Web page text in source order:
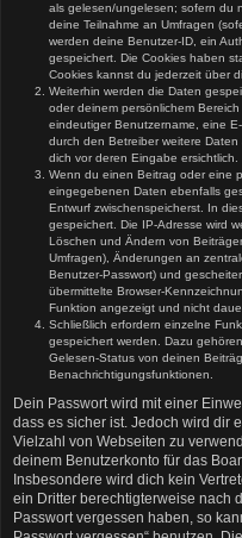
als gelesen/ungelesen; sofern du
deine Teilnahme an Umfragen
werden deine Benutzer-ID, ein
gespeichert. Die Cookies haben
Cookies kannst du jederzeit über
Weiterhin werden die Daten
oder deinem persönlichem
eindeutiger Benutzername, eine
durch den Betreiber weitere
dich vor deren Eingabe ersichtlich.
Wenn du einen Beitrag oder eine
eingegebenen Daten ebenfalls
Entwurf zwischenspeicherst. In
gespeichert. Die IP-Adresse wird
Löschen und Ändern von
Umfragen), Änderungen an
Benutzer-Passwort) und
übermittelte Browser-
Funktion angezeigt und nicht
Schließlich erfordern einzelne
gespeichert werden. Dazu
Gelesen-Status von deinen
Benachrichtigungsfunktionen.
Dein Passwort wird mit einer
dass es sicher ist. Jedoch wird dir
Vielzahl von Webseiten zu
deinem Benutzerkonto für das
Insbesondere wird dich kein
ein Dritter berechtigterweise nach
Passwort vergessen haben, so